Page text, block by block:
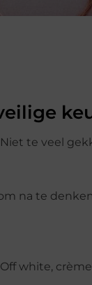
te veel
na te
white,